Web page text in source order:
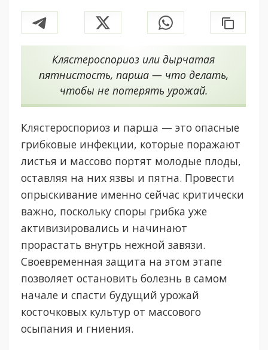
Клястероспориоз или дырчатая
пятнистость, парша — что делать,
чтобы не потерять урожай.
Клястероспориоз и парша — это опасные
грибковые инфекции, которые поражают
листья и массово портят молодые плоды,
оставляя на них язвы и пятна. Провести
опрыскивание именно сейчас критически
важно, поскольку споры грибка уже
активизировались и начинают
прорастать внутрь нежной завязи.
Своевременная защита на этом этапе
позволяет остановить болезнь в самом
начале и спасти будущий урожай
косточковых культур от массового
осыпания и гниения.